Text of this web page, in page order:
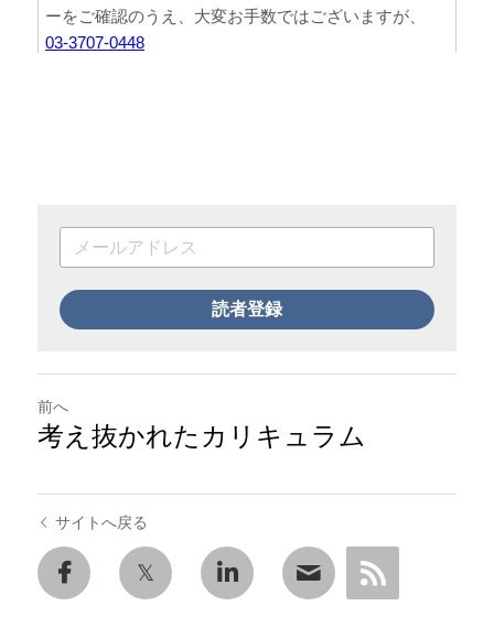
読者登録
前へ
考え抜かれたカリキュラム
サイトへ戻る